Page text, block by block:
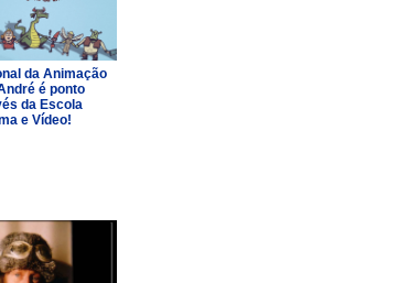
da Animação
é ponto
da Escola
e Vídeo!